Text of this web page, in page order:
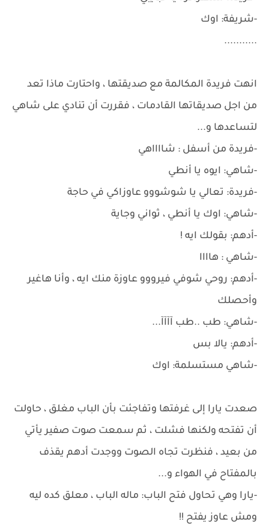
-شريفة: اوك
...........
انهت فريدة المكالمة مع صديقتها ، واحتارت ماذا تعد
من اجل صديقاتها القادمات ، فقررت أن تنادي على شاهي
لتساعدها و...
-فريدة من أسفل : شااااهي
-شاهي: ايوه يا أنطي
-فريدة: تعالي يا شوشووو عاوزاكي في حاجة
-شاهي: اوك يا أنطي ، ثواني وجاية
-أدهم: بقولك ايه !
-شاهي : هاااا
-أدهم: روحي شوفي فيرووو عاوزة منك ايه ، وأنا هاغير
وأحصلك
-شاهي: طب ..طب آآآآ...
-أدهم: يالا بس
-شاهي مستسلمة: اوك
صعدت يارا إلى غرفتها وتفاجئت بأن الباب مغلق ، حاولت
أن تفتحه ولكنها فشلت ، ثم سمعت صوت صفير يأتي
من بعيد ، فنظرت تجاه الصوت ووجدت أدهم يقذف
بالمفتاح في الهواء و...
-يارا وهي تحاول فتح الباب: ماله الباب ، معلق كده ليه
ومش عاوز يفتح !!